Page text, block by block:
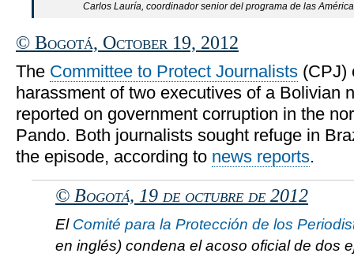
Carlos Lauría, coordinador senior del programa de las
© Bogotá, October 19, 2012
The Committee to Protect Journalists (CPJ)
harassment of two executives of a Bolivian
reported on government corruption in the
Pando. Both journalists sought refuge in
the episode, according to news reports.
© Bogotá, 19 de octubre de 2012
El Comité para la Protección de los
en inglés) condena el acoso oficial de dos